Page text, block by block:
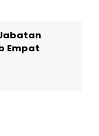
Empat